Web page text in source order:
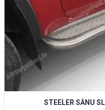
STEELER SĀNU